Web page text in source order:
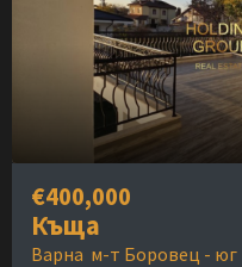
€400,000
Къща
Варна м-т Боровец - юг